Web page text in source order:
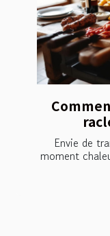
Envie de
moment